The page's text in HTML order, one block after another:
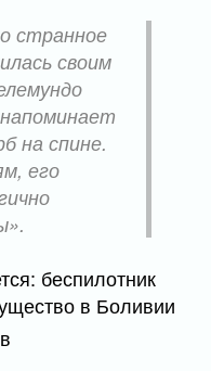
странное
своим
на спине.
его